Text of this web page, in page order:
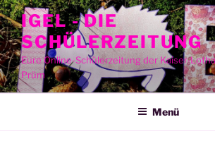
Zum
Inhalt
springen
IGEL - DIE
SCHÜLERZEITUNG
Eure Online-Schülerzeitung der Kaiser-
Prüm
Menü